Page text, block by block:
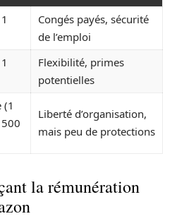
Congés payés, sécurité
de l’emploi
Flexibilité, primes
potentielles
(1
Liberté d’organisation,
mais peu de protections
la rémunération